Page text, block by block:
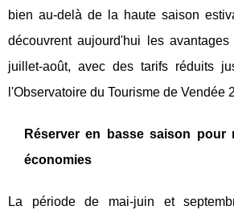
bien au-delà de la haute saison
découvrent aujourd'hui les
juillet-août, avec des tarifs réduits
l'Observatoire du Tourisme de Vendée
Réserver en basse saison pour
économies
La période de mai-juin et